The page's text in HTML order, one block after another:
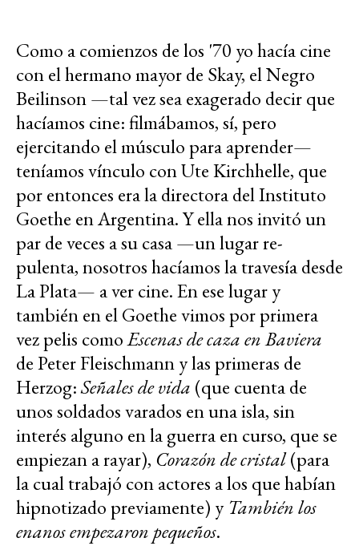
Como a comienzos de los '70 yo hacía cine
con el hermano mayor de Skay, el Negro
Beilinson —tal vez sea exagerado decir que
hacíamos cine: filmábamos, sí, pero
ejercitando el músculo para aprender—
teníamos vínculo con Ute Kirchhelle, que
por entonces era la directora del Instituto
Goethe en Argentina. Y ella nos invitó un
par de veces a su casa —un lugar re-
pulenta, nosotros hacíamos la travesía desde
La Plata— a ver cine. En ese lugar y
también en el Goethe vimos por primera
vez pelis comoEscenas de caza en Baviera
de Peter Fleischmann y las primeras de
Herzog:Señales de vida (que cuenta de
unos soldados varados en una isla, sin
interés alguno en la guerra en curso, que se
empiezan a rayar), Corazón de cristal(para
la cual trabajó con actores a los que habían
hipnotizado previamente) y También los
enanos empezaron pequeños.